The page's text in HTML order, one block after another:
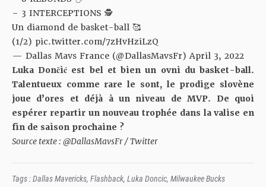
– 3 INTERCEPTIONS 🕵️
Un diamond de basket-ball 🥰
(1/2) pic.twitter.com/7zHvHziLzQ
— Dallas Mavs France (@DallasMavsFr)April 3, 2022
Luka Dončić est bel et bien un ovni du basket-ball.
Talentueux comme rare le sont, le prodige slovène
joue d’ores et déjà à un niveau de MVP. De quoi
espérer repartir un nouveau trophée dans la valise en
fin de saison prochaine ?
Source texte : @DallasMavsFr / Twitter
Tags :Dallas Mavericks, Flashback, Luka Doncic, Milwaukee Bucks